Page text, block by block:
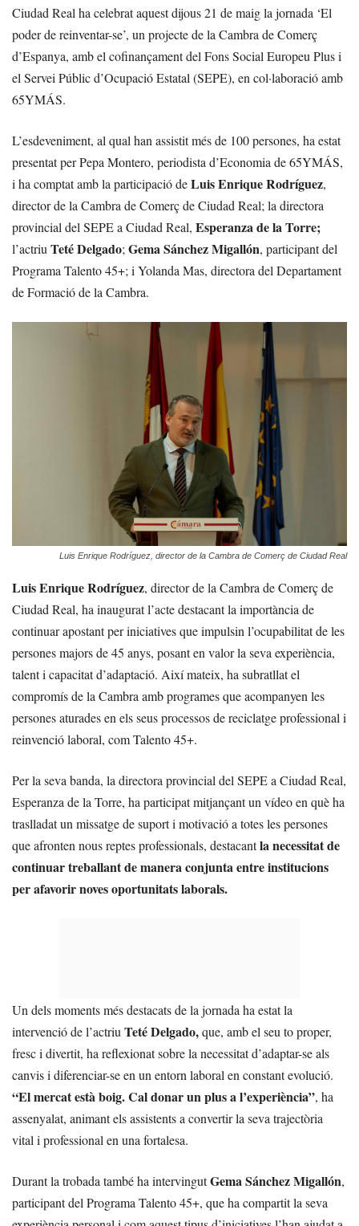
Ciudad Real ha celebrat aquest dijous 21 de maig la jornada ‘El
poder de reinventar-se’, un projecte de la Cambra de Comerç
d’Espanya, amb el cofinançament del Fons Social Europeu Plus i
el Servei Públic d’Ocupació Estatal (SEPE), en col·laboració amb
65YMÁS.
L’esdeveniment, al qual han assistit més de 100 persones, ha estat
presentat per Pepa Montero, periodista d’Economia de 65YMÁS,
i ha comptat amb la participació deLuis Enrique Rodríguez,
director de la Cambra de Comerç de Ciudad Real; la directora
provincial del SEPE a Ciudad Real, Esperanza de la Torre;
l’actriu Teté Delgado; Gema Sánchez Migallón, participant del
Programa Talento 45+; i Yolanda Mas, directora del Departament
de Formació de la Cambra.
Luis Enrique Rodríguez, director de la Cambra de Comerç de Ciudad Real
Luis Enrique Rodríguez, director de la Cambra de Comerç de
Ciudad Real, ha inaugurat l’acte destacant la importància de
continuar apostant per iniciatives que impulsin l’ocupabilitat de les
persones majors de 45 anys, posant en valor la seva experiència,
talent i capacitat d’adaptació. Així mateix, ha subratllat el
compromís de la Cambra amb programes que acompanyen les
persones aturades en els seus processos de reciclatge professional i
reinvenció laboral, com Talento 45+.
Per la seva banda, la directora provincial del SEPE a Ciudad Real,
Esperanza de la Torre, ha participat mitjançant un vídeo en què ha
traslladat un missatge de suport i motivació a totes les persones
que afronten nous reptes professionals, destacantla necessitat de
continuar treballant de manera conjunta entre institucions
per afavorir noves oportunitats laborals.
Un dels moments més destacats de la jornada ha estat la
intervenció de l’actriuTeté Delgado,que, amb el seu to proper,
fresc i divertit, ha reflexionat sobre la necessitat d’adaptar-se als
canvis i diferenciar-se en un entorn laboral en constant evolució.
“El mercat està boig. Cal donar un plus a l’experiència”, ha
assenyalat, animant els assistents a convertir la seva trajectòria
vital i professional en una fortalesa.
Durant la trobada també ha intervingutGema Sánchez Migallón,
participant del Programa Talento 45+, que ha compartit la seva